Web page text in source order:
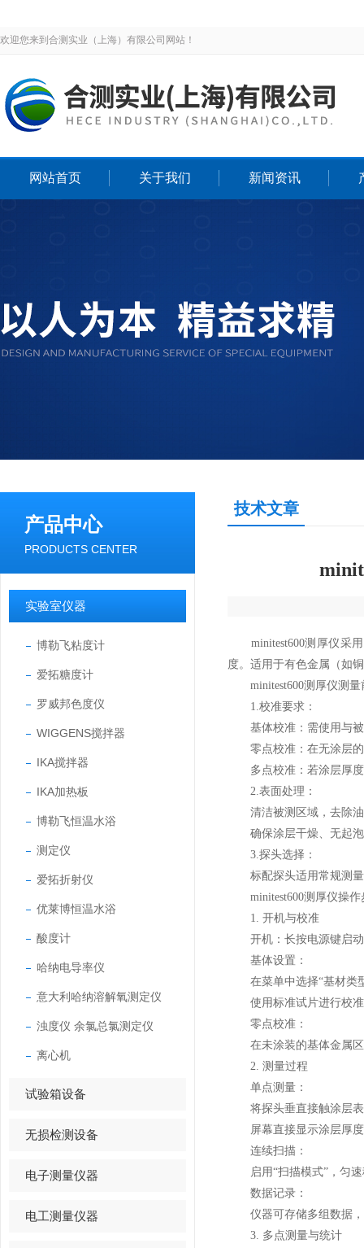
欢迎您来到合测实业（上海）有限公司网站！
网站首页 关于我们 新闻资讯
产品中心
PRODUCTS CENTER
实验室仪器
博勒飞粘度计
爱拓糖度计
罗威邦色度仪
WIGGENS搅拌器
IKA搅拌器
IKA加热板
博勒飞恒温水浴
测定仪
爱拓折射仪
优莱博恒温水浴
酸度计
哈纳电导率仪
意大利哈纳溶解氧测定仪
浊度仪 余氯总氯测定仪
离心机
试验箱设备
无损检测设备
电子测量仪器
电工测量仪器
技术文章
minitest600测厚仪采用
度。适用于有色金属（如
minitest600测厚仪测量
1.校准要求：
基体校准：需使用与被
零点校准：在无涂层的
多点校准：若涂层厚度
2.表面处理：
清洁被测区域，去除油
确保涂层干燥、无起泡
3.探头选择：
标配探头适用常规测量
minitest600测厚仪操作
1. 开机与校准
开机：长按电源键启动
基体设置：
在菜单中选择“基材类型
使用标准试片进行校准
零点校准：
在未涂装的基体金属区
2. 测量过程
单点测量：
将探头垂直接触涂层表
屏幕直接显示涂层厚度
连续扫描：
启用“扫描模式”，匀速
数据记录：
仪器可存储多组数据，
3. 多点测量与统计